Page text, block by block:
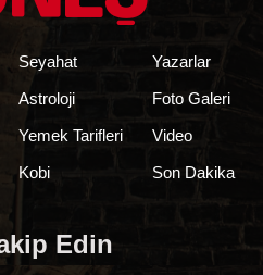
Seyahat
Astroloji
Yemek Tarifleri
Kobi
Yazarlar
Foto Galeri
Video
Son Dakika
Edin